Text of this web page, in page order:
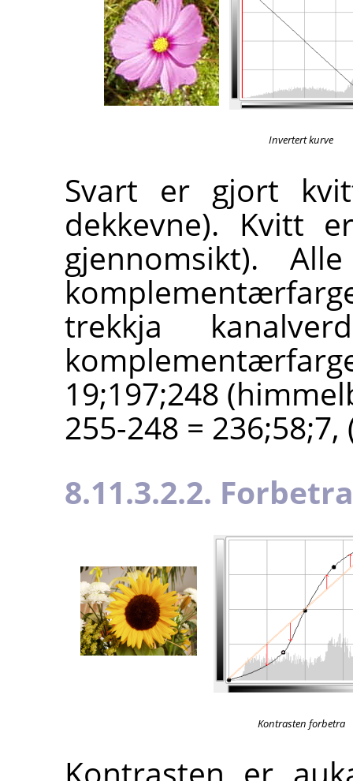
Invertert kurve
Svart er gjort
dekkevne). Kvitt
gjennomsikt).
trekkja
19;197;248
255-248 =
8.11.3.2.2.
Kontrasten forbetra